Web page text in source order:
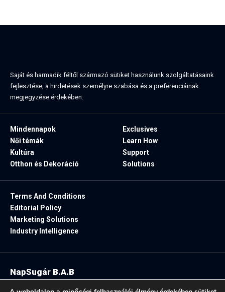
Saját és harmadik féltől származó sütiket használunk szolgáltatásaink
fejlesztése, a hirdetések személyre szabása és a preferenciáinak
megjegyzése érdekében.
Mindennapok
Női témák
Kultúra
Otthon és Dekoráció
Exclusives
Learn How
Support
Solutions
Terms And Conditions
Editorial Policy
Marketing Solutions
Industry Intelligence
NapSugár B.A.B